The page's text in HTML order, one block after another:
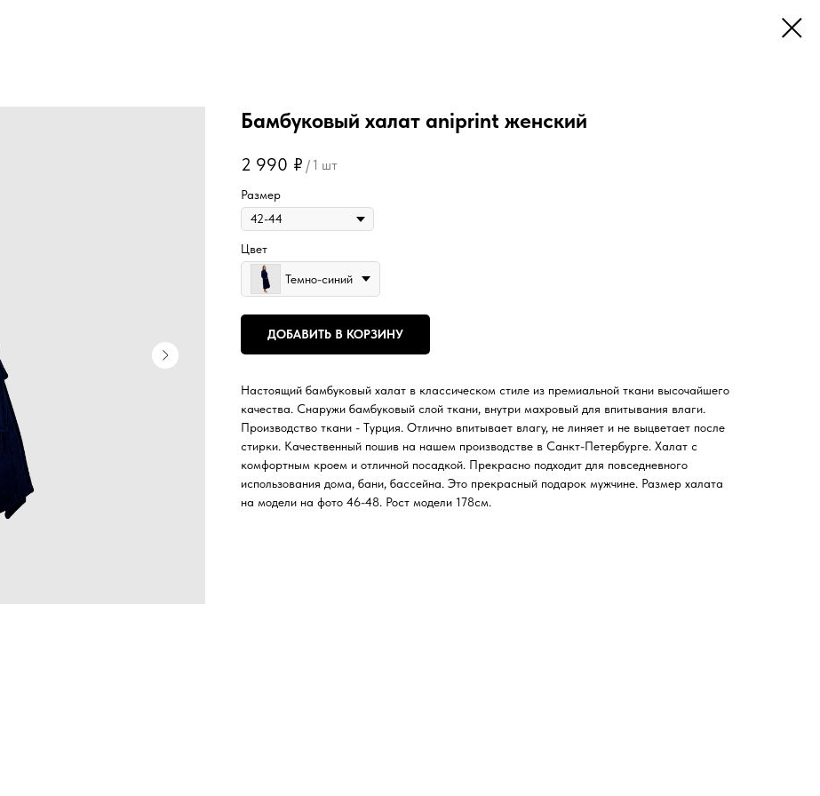
Бамбуковый халат aniprint женский
2 990 ₽ / 1 шт
Размер
Цвет
Темно-синий
ДОБАВИТЬ В КОРЗИНУ
Настоящий бамбуковый халат в классическом стиле из премиальной ткани высочайшего
качества. Снаружи бамбуковый слой ткани, внутри махровый для впитывания влаги.
Производство ткани - Турция. Отлично впитывает влагу, не линяет и не выцветает после
стирки. Качественный пошив на нашем производстве в Санкт-Петербурге. Халат с
комфортным кроем и отличной посадкой. Прекрасно подходит для повседневного
использования дома, бани, бассейна. Это прекрасный подарок мужчине. Размер халата
на модели на фото 46-48. Рост модели 178см.